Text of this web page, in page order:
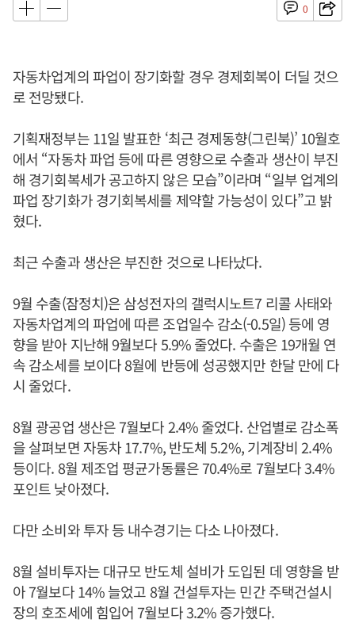
0
자동차업계의 파업이 장기화할 경우 경제회복이 더딜 것으
로 전망됐다.
기획재정부는 11일 발표한 ‘최근 경제동향(그린북)’ 10월호
에서 “자동차 파업 등에 따른 영향으로 수출과 생산이 부진
해 경기회복세가 공고하지 않은 모습”이라며 “일부 업계의
파업 장기화가 경기회복세를 제약할 가능성이 있다”고 밝
혔다.
최근 수출과 생산은 부진한 것으로 나타났다.
9월 수출(잠정치)은 삼성전자의 갤럭시노트7 리콜 사태와
자동차업계의 파업에 따른 조업일수 감소(-0.5일) 등에 영
향을 받아 지난해 9월보다 5.9% 줄었다. 수출은 19개월 연
속 감소세를 보이다 8월에 반등에 성공했지만 한달 만에 다
시 줄었다.
8월 광공업 생산은 7월보다 2.4% 줄었다. 산업별로 감소폭
을 살펴보면 자동차 17.7%, 반도체 5.2%, 기계장비 2.4%
등이다. 8월 제조업 평균가동률은 70.4%로 7월보다 3.4%
포인트 낮아졌다.
다만 소비와 투자 등 내수경기는 다소 나아졌다.
8월 설비투자는 대규모 반도체 설비가 도입된 데 영향을 받
아 7월보다 14% 늘었고 8월 건설투자는 민간 주택건설시
장의 호조세에 힘입어 7월보다 3.2% 증가했다.